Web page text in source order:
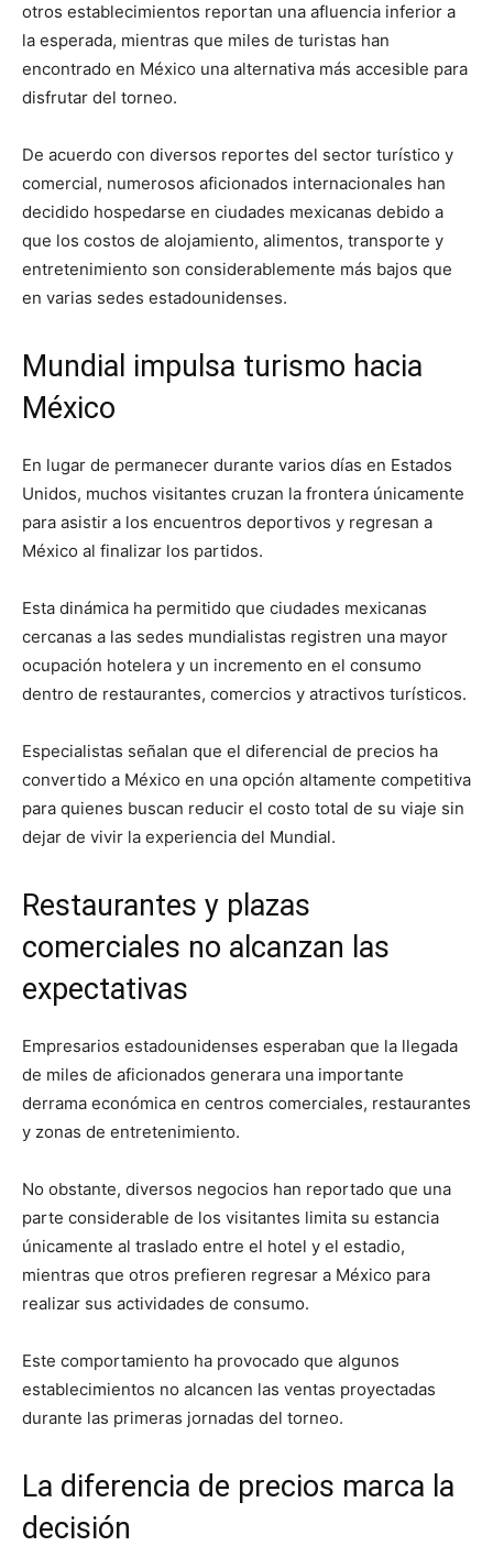
otros establecimientos reportan una afluencia inferior a
la esperada, mientras que miles de turistas han
encontrado en México una alternativa más accesible para
disfrutar del torneo.
De acuerdo con diversos reportes del sector turístico y
comercial, numerosos aficionados internacionales han
decidido hospedarse en ciudades mexicanas debido a
que los costos de alojamiento, alimentos, transporte y
entretenimiento son considerablemente más bajos que
en varias sedes estadounidenses.
Mundial impulsa turismo hacia
México
En lugar de permanecer durante varios días en Estados
Unidos, muchos visitantes cruzan la frontera únicamente
para asistir a los encuentros deportivos y regresan a
México al finalizar los partidos.
Esta dinámica ha permitido que ciudades mexicanas
cercanas a las sedes mundialistas registren una mayor
ocupación hotelera y un incremento en el consumo
dentro de restaurantes, comercios y atractivos turísticos.
Especialistas señalan que el diferencial de precios ha
convertido a México en una opción altamente competitiva
para quienes buscan reducir el costo total de su viaje sin
dejar de vivir la experiencia del Mundial.
Restaurantes y plazas
comerciales no alcanzan las
expectativas
Empresarios estadounidenses esperaban que la llegada
de miles de aficionados generara una importante
derrama económica en centros comerciales, restaurantes
y zonas de entretenimiento.
No obstante, diversos negocios han reportado que una
parte considerable de los visitantes limita su estancia
únicamente al traslado entre el hotel y el estadio,
mientras que otros prefieren regresar a México para
realizar sus actividades de consumo.
Este comportamiento ha provocado que algunos
establecimientos no alcancen las ventas proyectadas
durante las primeras jornadas del torneo.
La diferencia de precios marca la
decisión